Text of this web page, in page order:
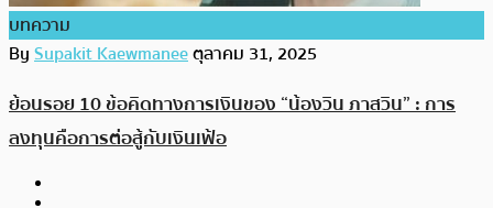
บทความ
BySupakit Kaewmaneeตุลาคม 31, 2025
ย้อนรอย 10 ข้อคิดทางการเงินของ “น้องวิน ภาสวิน” : การ
ลงทุนคือการต่อสู้กับเงินเฟ้อ